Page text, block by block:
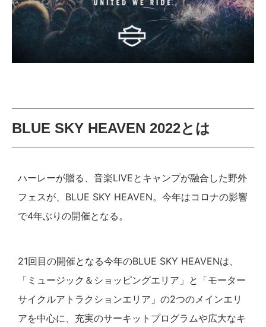
BLUE SKY HEAVEN 2022とは
ハーレーが贈る、音楽LIVEとキャンプが融合した野外
フェスが、BLUE SKY HEAVEN。今年はコロナの影響
で4年ぶりの開催となる。
21回目の開催となる今年のBLUE SKY HEAVENは、
「ミュージック＆ショッピングエリア」と「モーター
サイクルアトラクションエリア」の2つのメインエリ
アを中心に、充実のサーキットプログラムや広大なキ